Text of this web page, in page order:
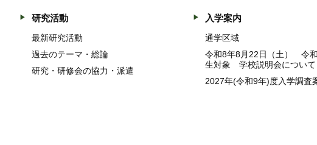
研究活動
最新研究活動
過去のテーマ・総論
研究・研修会の協力・派遣
入学案内
通学区域
令和8年8月22日（土） 令
生対象 学校説明会について
2027年(令和9年)度入学調査